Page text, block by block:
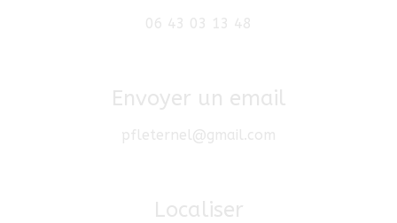
06 43 03 13 48
Envoyer un email
pfleternel@gmail.com
Localiser